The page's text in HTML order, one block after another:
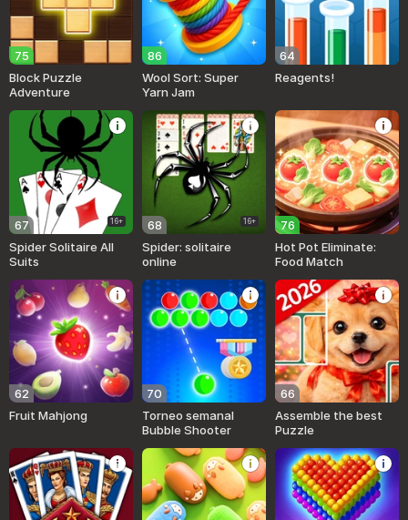
75
Block Puzzle
Adventure
86
Wool Sort: Super
Yarn Jam
64
Reagents!
67 16+
Spider Solitaire All
Suits
68 16+
Spider: solitaire
online
76
Hot Pot Eliminate:
Food Match
62
Fruit Mahjong
70
Torneo semanal
Bubble Shooter
66
Assemble the best
Puzzle